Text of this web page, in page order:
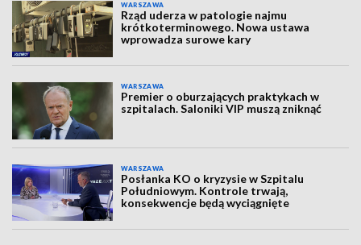
WARSZAWA
Rząd uderza w patologie najmu
krótkoterminowego. Nowa ustawa
wprowadza surowe kary
WARSZAWA
Premier o oburzających praktykach w
szpitalach. Saloniki VIP muszą zniknąć
WARSZAWA
Posłanka KO o kryzysie w Szpitalu
Południowym. Kontrole trwają,
konsekwencje będą wyciągnięte